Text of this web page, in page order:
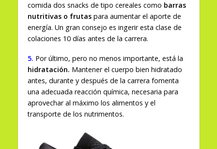
comida dos snacks de tipo cereales como barras
nutritivas o frutaspara aumentar el aporte de
energía. Un gran consejo es ingerir esta clase de
colaciones 10 días antes de la carrera.
5. Por último, pero no menos importante, está la
hidratación. Mantener el cuerpo bien hidratado
antes, durante y después de la carrera fomenta
una adecuada reacción química, necesaria para
aprovechar al máximo los alimentos y el
transporte de los nutrimentos.